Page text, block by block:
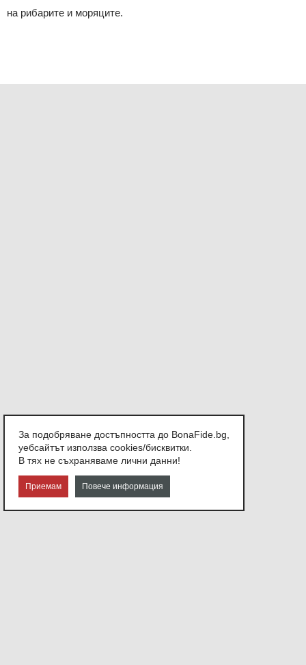
на рибарите и моряците.
За подобряване достъпността до BonaFide.bg,
уебсайтът използва cookies/бисквитки.
В тях не съхраняваме лични данни!
Приемам Повече информация